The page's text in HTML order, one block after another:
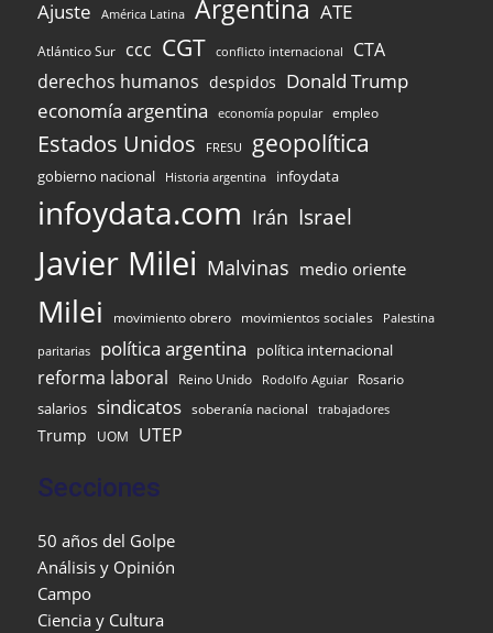
Ajuste América Latina Argentina ATE
Atlántico Sur ccc CGT conflicto internacional
CTA
derechos humanos despidos Donald Trump
economía argentina
economía popular empleo
Estados Unidos FRESU geopolítica
gobierno nacional Historia argentina infoydata
infoydata.com Irán Israel
Javier Milei Malvinas medio oriente
Milei movimiento obrero movimientos sociales Palestina
paritarias política argentina política internacional
reforma laboral Reino Unido Rodolfo Aguiar Rosario
salarios sindicatos soberanía nacional trabajadores
Trump UOM UTEP
Secciones
50 años del Golpe
Análisis y Opinión
Campo
Ciencia y Cultura